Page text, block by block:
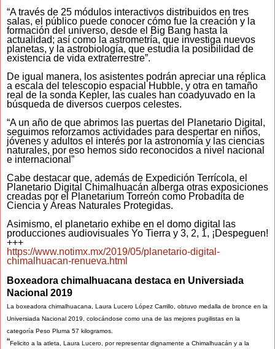
“A través de 25 módulos interactivos distribuidos en tres
salas, el público puede conocer cómo fue la creación y la
formación del universo, desde el Big Bang hasta la
actualidad; así como la astrometría, que investiga nuevos
planetas, y la astrobiología, que estudia la posibilidad de
existencia de vida extraterrestre”.
De igual manera, los asistentes podrán apreciar una réplica
a escala del telescopio espacial Hubble, y otra en tamaño
real de la sonda Kepler, las cuales han coadyuvado en la
búsqueda de diversos cuerpos celestes.
“A un año de que abrimos las puertas del Planetario Digital,
seguimos reforzamos actividades para despertar en niños,
jóvenes y adultos el interés por la astronomía y las ciencias
naturales, por eso hemos sido reconocidos a nivel nacional
e internacional”
Cabe destacar que, además de Expedición Terrícola, el
Planetario Digital Chimalhuacán alberga otras exposiciones
creadas por el Planetarium Torreón como Probadita de
Ciencia y Áreas Naturales Protegidas.
Asimismo, el planetario exhibe en el domo digital las
producciones audiovisuales Yo Tierra y 3, 2, 1, ¡Despeguen!
+++
https://www.notimx.mx/2019/05/planetario-digital-
chimalhuacan-renueva.html
Boxeadora chimalhuacana destaca en Universiada
Nacional 2019
La boxeadora chimalhuacana, Laura Lucero López Carrillo, obtuvo medalla de bronce en la
Universiada Nacional 2019, colocándose como una de las mejores pugilistas en la
categoría Peso Pluma 57 kilogramos.
“Felicito a la atleta, Laura Lucero, por representar dignamente a Chimalhuacán y a la